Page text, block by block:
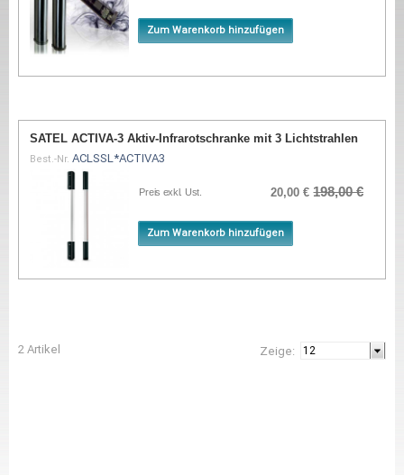
Zum Warenkorb hinzufügen
SATEL ACTIVA-3 Aktiv-Infrarotschranke mit 3 Lichtstrahlen
Best.-Nr. ACLSSL*ACTIVA3
Preis exkl. Ust. 20,00 € 198,00 €
Zum Warenkorb hinzufügen
2 Artikel Zeige: